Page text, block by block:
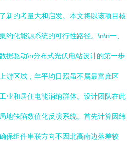
新的考量大和启发。本文将以该项目核
约化能源系统的可行性路径。\n\n一、
据驱动\n分布式光伏电站设计的第一步
游区域，年平均日照虽不属最富庶区
业和居住电能消纳群体。设计团队在此
地缺陷数值化反演系统。首先计算因纬
保组件串联方向不因北高南边落差较